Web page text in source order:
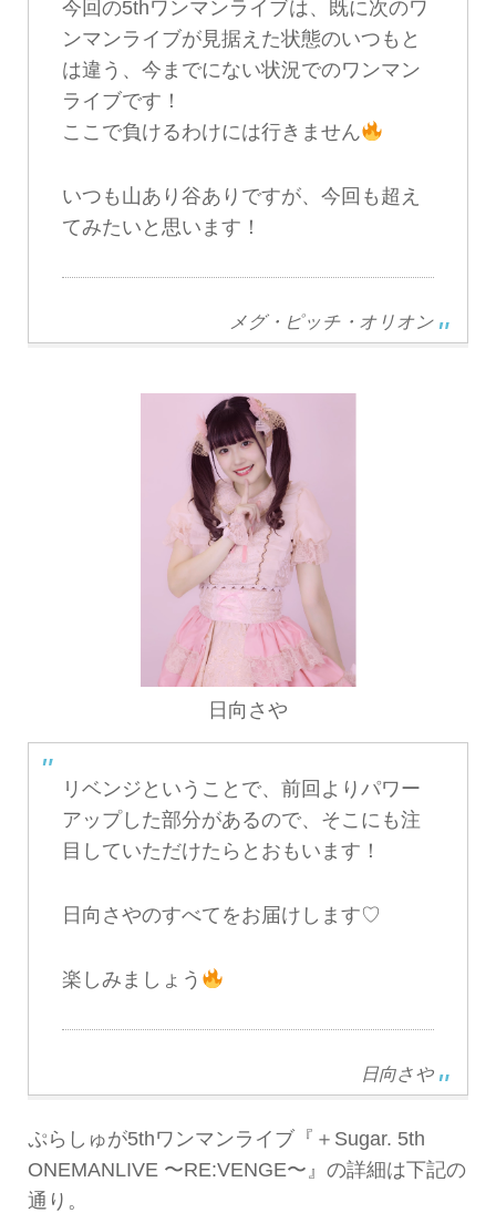
今回の5thワンマンライブは、既に次のワ
ンマンライブが見据えた状態のいつもと
は違う、今までにない状況でのワンマン
ライブです！
ここで負けるわけには行きません
いつも山あり谷ありですが、今回も超え
てみたいと思います！
メグ・ピッチ・オリオン
日向さや
リベンジということで、前回よりパワー
アップした部分があるので、そこにも注
目していただけたらとおもいます！
日向さやのすべてをお届けします♡
楽しみましょう
日向さや
ぷらしゅが5thワンマンライブ『＋Sugar. 5th
ONEMANLIVE 〜RE:VENGE〜』の詳細は下記の
通り。